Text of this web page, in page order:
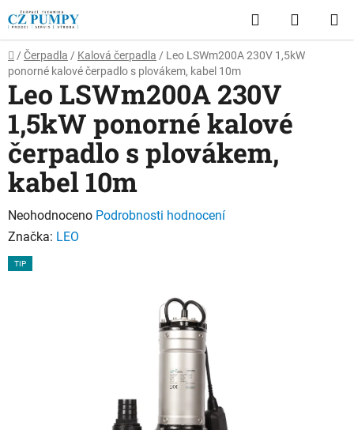
Přejít
na
obsah
Hledat
KOŠÍK
Domů
/ Čerpadla / Kalová čerpadla / Leo LSWm200A 230V 1,5kW
ponorné kalové čerpadlo s plovákem, kabel 10m
Leo LSWm200A 230V
1,5kW ponorné kalové
čerpadlo s plovákem,
kabel 10m
Průměrné
hodnocení
produktu
Neohodnoceno Podrobnosti hodnocení
Značka: LEO
TIP